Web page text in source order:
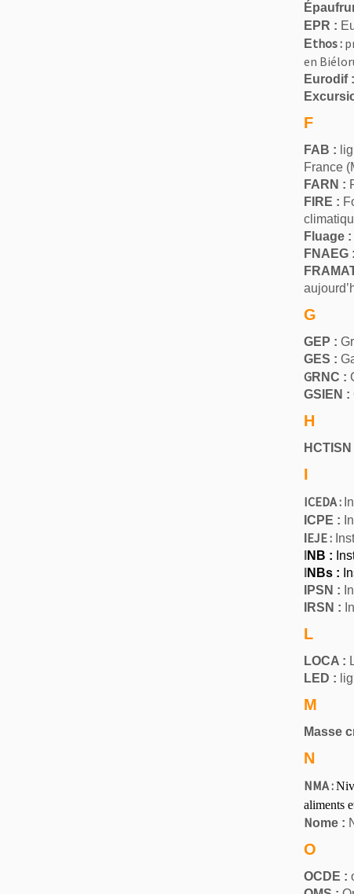
EPR :
Ethos :
en
Eurodif :
F
FAB :
France
FARN :
F IRE :
Fluage :
FNAEG :
G
GEP :
GES :
GRNC :
GSIEN :
H
HCTISN
I
ICEDA :
ICPE :
EJE :
NB :
NBs :
IPSN :
IRSN :
L
LOCA :
LED :
M
Masse
N
NMA :
aliments
Nome :
O
OCDE :